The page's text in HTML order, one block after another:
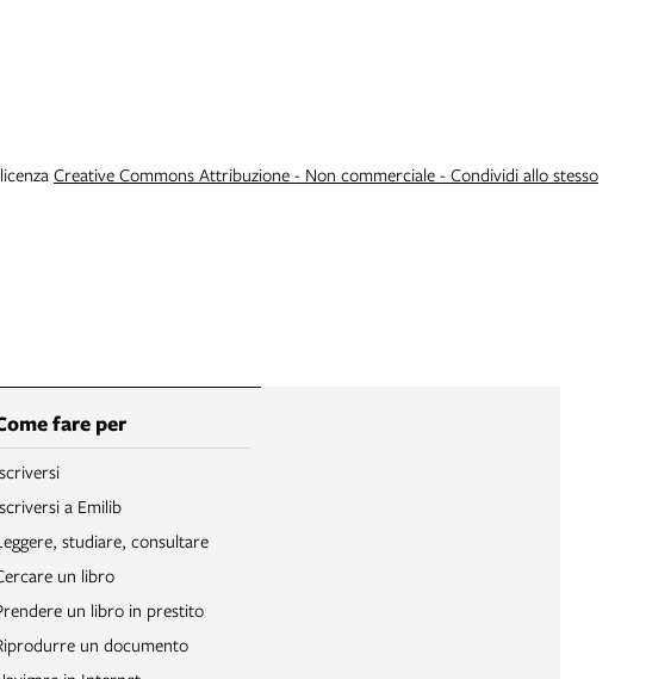
Creative Commons Attribuzione - Non commerciale - Condividi allo stesso
fare per
a Emilib
studiare, consultare
un libro
un libro in prestito
un documento